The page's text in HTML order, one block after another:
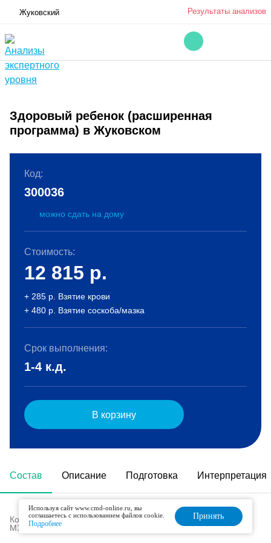
Жуковский Результаты анализов
Здоровый ребенок (расширенная
программа) в Жуковском
Состав Описание Подготовка Интерпретация
Код в номенклатуре медицинских услуг (Приказ
МЗ РФ № 804н от 13.10.2017 г):
B03.047.002
Код:
300036
можно сдать на дому
Стоимость:
12 815 р.
+ 285 р. Взятие крови
+ 480 р. Взятие соскоба/мазка
Срок выполнения:
1-4 к.д.
В корзину
Используя сайт www.cmd-online.ru, вы
соглашаетесь с использованием файлов cookie.
Подробнее
Принять